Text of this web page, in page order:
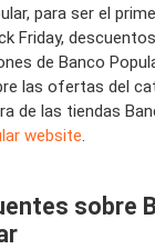
para ser el
Friday,
de Banco
las ofertas del
de las tiendas
website.
sobre